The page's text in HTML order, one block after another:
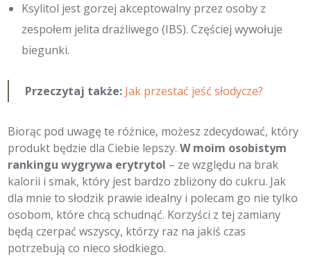
Ksylitol jest gorzej akceptowalny przez osoby z
zespołem jelita drażliwego (IBS). Częściej wywołuje
biegunki.
Przeczytaj także: Jak przestać jeść słodycze?
Biorąc pod uwagę te różnice, możesz zdecydować, który
produkt będzie dla Ciebie lepszy.W moim osobistym
rankingu wygrywa erytrytol – ze względu na brak
kalorii i smak, który jest bardzo zbliżony do cukru. Jak
dla mnie to słodzik prawie idealny i polecam go nie tylko
osobom, które chcą schudnąć. Korzyści z tej zamiany
będą czerpać wszyscy, którzy raz na jakiś czas
potrzebują co nieco słodkiego.